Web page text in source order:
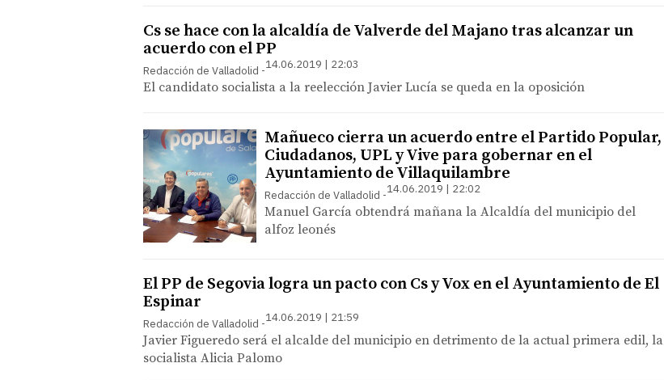
Cs se hace con la alcaldía de Valverde del Majano tras alcanzar un
acuerdo con el PP
Redacción de Valladolid 14.06.2019 | 22:03
El candidato socialista a la reelección Javier Lucía se queda en la oposición
Mañueco cierra un acuerdo entre el Partido Popular,
Ciudadanos, UPL y Vive para gobernar en el
Ayuntamiento de Villaquilambre
Redacción de Valladolid 14.06.2019 | 22:02
Manuel García obtendrá mañana la Alcaldía del municipio del
alfoz leonés
El PP de Segovia logra un pacto con Cs y Vox en el Ayuntamiento de El
Espinar
Redacción de Valladolid 14.06.2019 | 21:59
Javier Figueredo será el alcalde del municipio en detrimento de la actual primera edil, la
socialista Alicia Palomo